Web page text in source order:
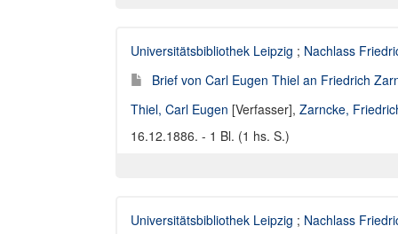
Universitätsbibliothek Leipzig ; Nachlass
Brief von Carl Eugen Thiel an Friedrich
Thiel, Carl Eugen [Verfasser], Zarncke,
16.12.1886. - 1 Bl. (1 hs. S.)
Universitätsbibliothek Leipzig ; Nachlass